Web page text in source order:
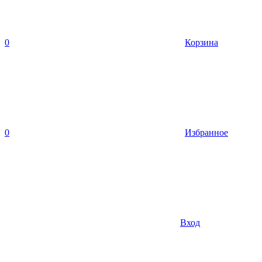
0 Корзина
0 Избранное
Вход